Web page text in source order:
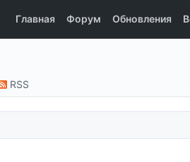
Главная Форум Обновления
RSS